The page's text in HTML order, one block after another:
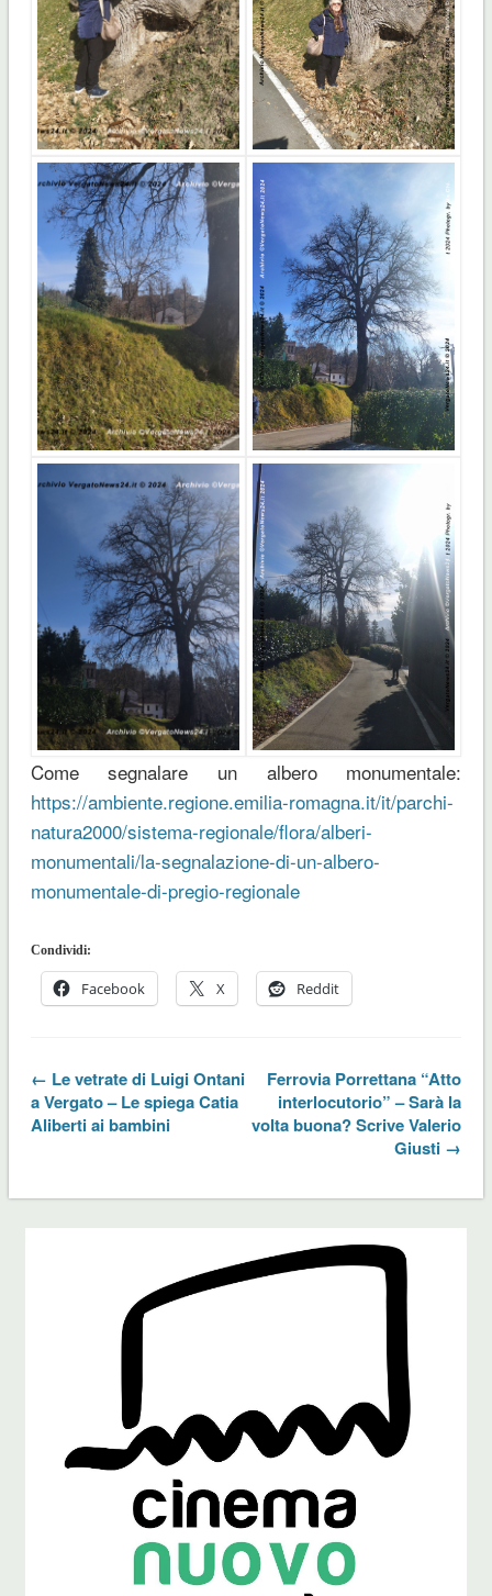
Come segnalare un albero monumentale:
https://ambiente.regione.emilia-romagna.it/it/parchi-
natura2000/sistema-regionale/flora/alberi-
monumentali/la-segnalazione-di-un-albero-
monumentale-di-pregio-regionale
Condividi:
Facebook X Reddit
← Le vetrate di Luigi Ontani
a Vergato – Le spiega Catia
Aliberti ai bambini
Ferrovia Porrettana “Atto
interlocutorio” – Sarà la
volta buona? Scrive Valerio
Giusti →